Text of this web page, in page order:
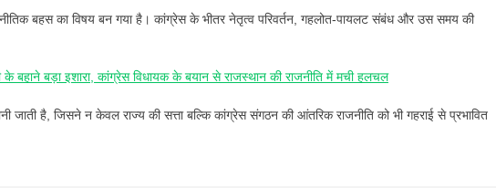
बहस का विषय बन गया है। कांग्रेस के भीतर नेतृत्व परिवर्तन, गहलोत-पायलट संबंध और उस समय की
बड़ा इशारा, कांग्रेस विधायक के बयान से राजस्थान की राजनीति में मची हलचल
जाती है, जिसने न केवल राज्य की सत्ता बल्कि कांग्रेस संगठन की आंतरिक राजनीति को भी गहराई से प्रभावित